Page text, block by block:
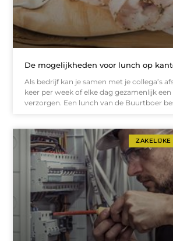
De mogelijkheden voor lunch op
Als bedrijf kan je samen met je collega’s
keer per week of elke dag gezamenlijk
verzorgen. Een lunch van de Buurtboer
ZAKELIJKE